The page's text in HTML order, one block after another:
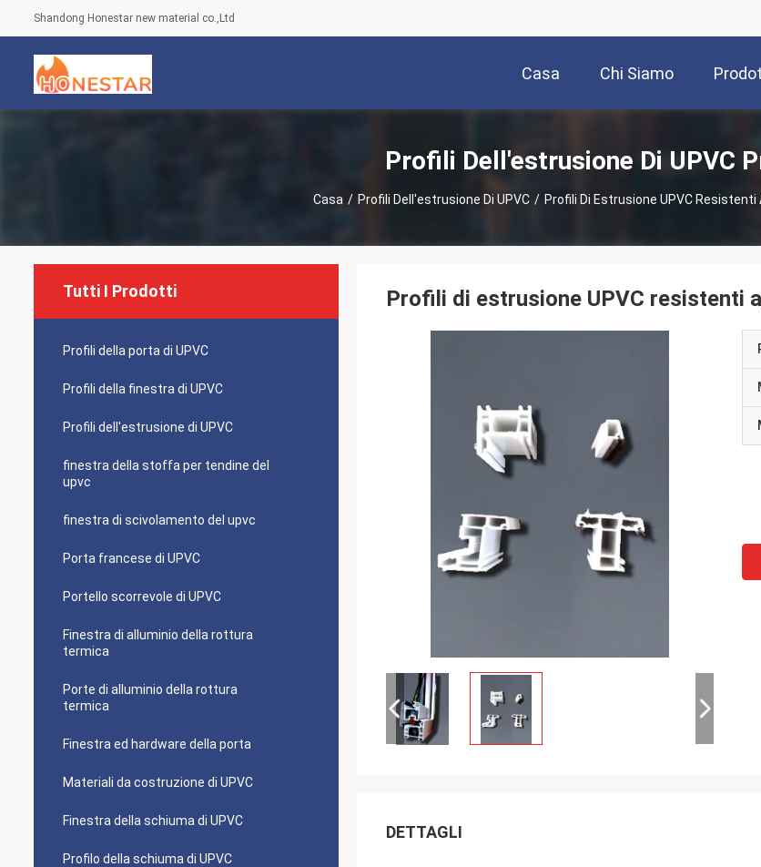
Shandong Honestar new material co.,Ltd
Casa Chi Siamo
Profili Dell'estrusione Di UPVC
Casa / Profili Dell'estrusione Di UPVC / Profili Di Estrusione UPVC
Tutti I Prodotti
Profili della porta di UPVC
Profili della finestra di UPVC
Profili dell'estrusione di UPVC
finestra della stoffa per tendine del
upvc
finestra di scivolamento del upvc
Porta francese di UPVC
Portello scorrevole di UPVC
Finestra di alluminio della rottura
termica
Porte di alluminio della rottura
termica
Finestra ed hardware della porta
Materiali da costruzione di UPVC
Finestra della schiuma di UPVC
Profilo della schiuma di UPVC
Profili di estrusione UPVC resistenti
DETTAGLI